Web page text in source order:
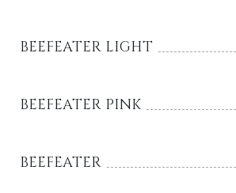
BEEFEATER LIGHT
BEEFEATER PINK
BEEFEATER